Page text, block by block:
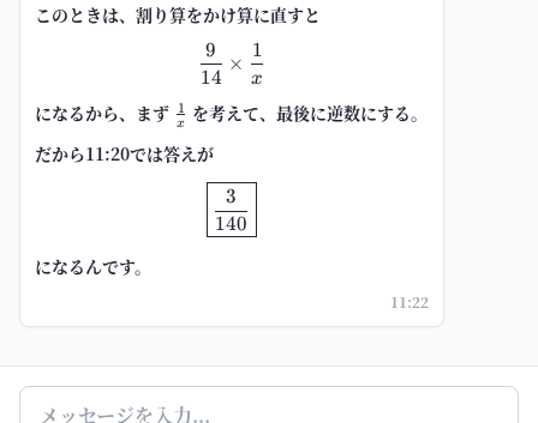
このときは、割り算をかけ算に直すと
\frac{9}{14}\times \frac{1}{x}
14
9
×
x
1
になるから、まず \frac{1}
x
1
を考えて、最後に逆数にする。
だから11:20では答えが
\boxed{\frac{3}{140}}
140
3
になるんです。
11:22